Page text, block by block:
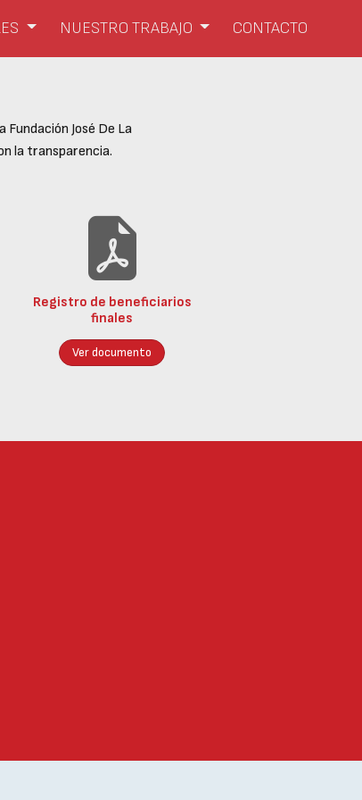
NUESTRO TRABAJO CONTACTO
José De La
la transparencia.
Registro de beneficiarios
finales
Ver documento